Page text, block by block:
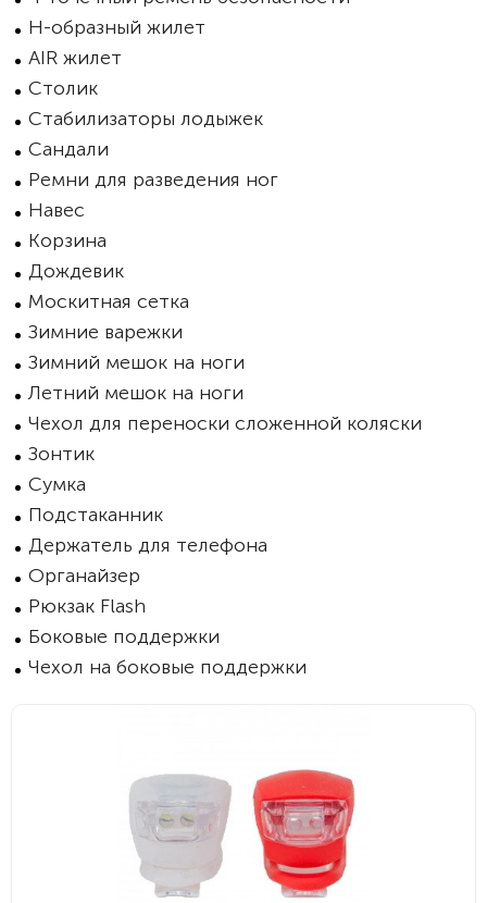
H-образный жилет
AIR жилет
Столик
Стабилизаторы лодыжек
Сандали
Ремни для разведения ног
Навес
Корзина
Дождевик
Москитная сетка
Зимние варежки
Зимний мешок на ноги
Летний мешок на ноги
Чехол для переноски сложенной коляски
Зонтик
Сумка
Подстаканник
Держатель для телефона
Органайзер
Рюкзак Flash
Боковые поддержки
Чехол на боковые поддержки